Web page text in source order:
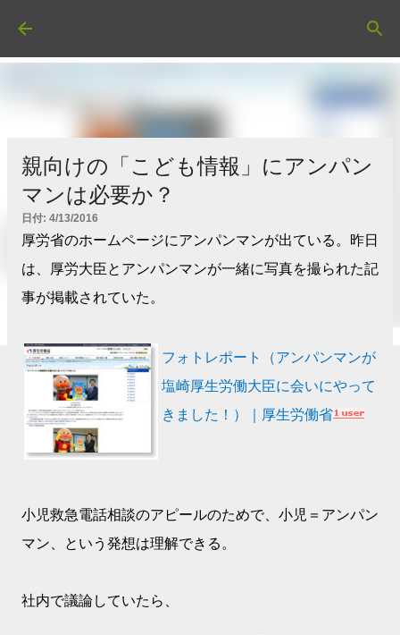
親向けの「こども情報」にアンパン
マンは必要か？
日付: 4/13/2016
厚労省のホームページにアンパンマンが出ている。昨日
は、厚労大臣とアンパンマンが一緒に写真を撮られた記
事が掲載されていた。
フォトレポート（アンパンマンが
塩崎厚生労働大臣に会いにやって
きました！）｜厚生労働省
小児救急電話相談のアピールのためで、小児＝アンパン
マン、という発想は理解できる。
社内で議論していたら、